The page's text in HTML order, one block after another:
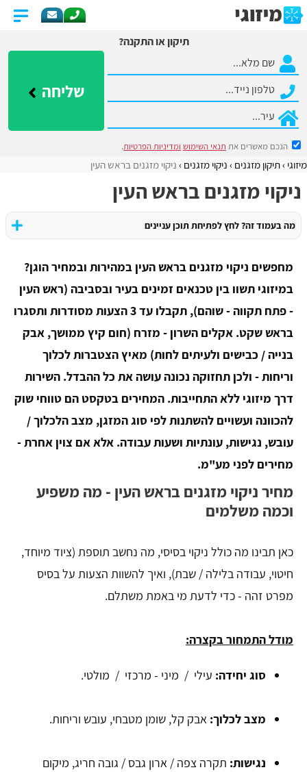
תיקון או התקנה?
שליחה
הנכם מאשרים את תנאי השימוש ומדיניות הפרטיות.
מיזוגי תיקון מזגנים ניקוי מזגנים ניקוי מזגנים בראש העין
ניקוי מזגנים בראש העין
מה בעמוד זה? לחץ לפתיחת תוכן עניינים
מחפשים ניקוי מזגנים בראש העין במהירות ובמחיר הוגן?
במיזוגי תשוו בין טכנאים זמינים בעיר ובסביבה (ראש העין
- פתח תקווה - שוהם), תקבלו עד 3 הצעות מסודרות ותסגרו
בראש שקט. אקלים השרון - מזרח (חום קיץ ממושך, אבק
בנייה / כבישים ולעיתים לחות) מאיץ הצטברות לכלוך
וריחות - ולכן תחזוקה נכונה עושה את כל ההבדל. השירות
דרך מיזוגי ללא התחייבות. המחירים בטקסט הם טווחי שוק
להכוונה ועשויים להשתנות לפי סוג המזגן, מצב הלכלוך /
עובש, נגישות, עונתיות ושעות עבודה. אלא אם צוין אחרת -
מחירים לפני מע"מ.
מחיר ניקוי מזגנים בראש העין - מה משפיע
וכמה משלמים
כאן תבינו מה כולל ניקוי בסיסי, מה נחשב תוספת (ציוד מיוחד,
חיטוי, עבודה בלילה / שבת), ואיך להשוות הצעות על בסיס
מפרט זהה - כדי לדעת מי באמת משתלם.
מודל התמחור בקצרה:
סוג יחידה: עילי / מיני - מרכזי / מולטי.
מצב לכלוך: אבק קל, שומן מטבחי, עובש וריחות.
נגישות: תקרה צפה / ארון גבס / גובה חריג, מיקום